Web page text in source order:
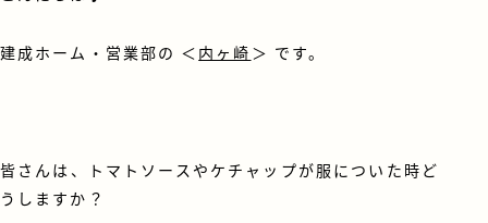
建成ホーム・営業部の ＜ 内ヶ崎 ＞ です。
皆さんは、トマトソースやケチャップが服についた時ど
うしますか？